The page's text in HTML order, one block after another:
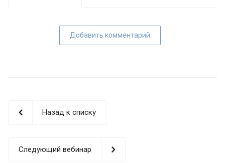
Добавить комментарий
Назад к списку
Следующий вебинар